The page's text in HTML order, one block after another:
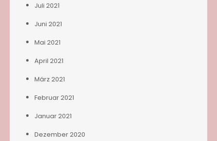
Juli 2021
Juni 2021
Mai 2021
April 2021
März 2021
Februar 2021
Januar 2021
Dezember 2020